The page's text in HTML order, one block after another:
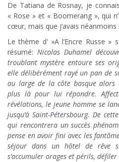
De Tatiana de Rosnay, je
« Rose » et « Boomerang », qui
cœur, mais que j’avais néanmoins
Le thème d' »A l’Encre Russe »
résumé:Nicolas Duhamel
troublant mystère entoure ses
elle délibérément rayé un pan de
au large de la côte basque alors
plus là pour lui répondre.
révélations, le jeune homme se
jusqu’à Saint-Pétersbourg. De
qui rencontrera un succès
pense en avoir fini avec les
séjour dans un hôtel de rêve
s’accumuler orages et périls,